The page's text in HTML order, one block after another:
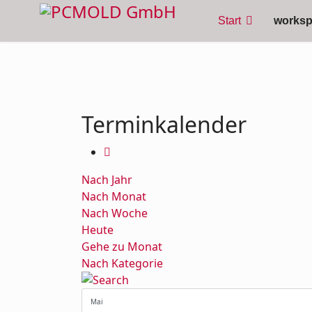
Start
Terminkalender
Nach Jahr
Nach Monat
Nach Woche
Heute
Gehe zu Monat
Nach Kategorie